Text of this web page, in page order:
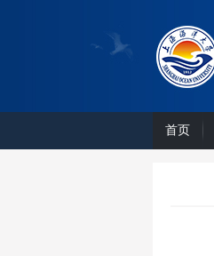
首页